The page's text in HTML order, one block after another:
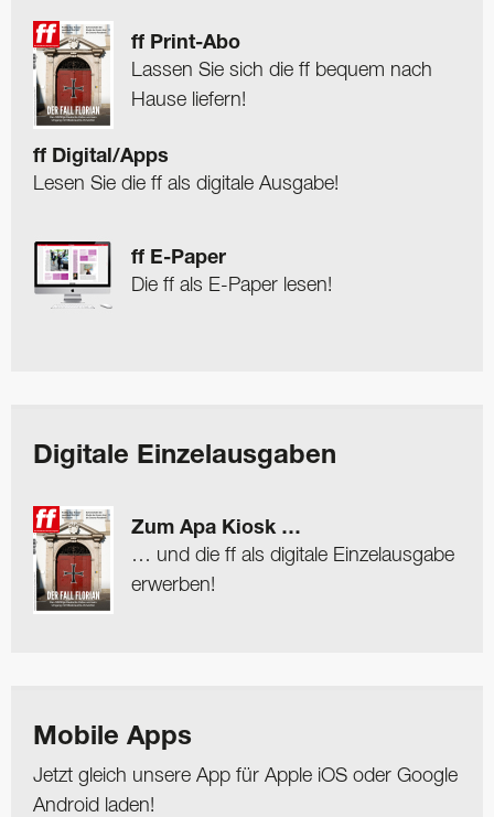
ff Print-Abo
Lassen Sie sich die ff bequem nach
Hause liefern!
ff Digital/Apps
Lesen Sie die ff als digitale Ausgabe!
ff E-Paper
Die ff als E-Paper lesen!
Digitale Einzelausgaben
Zum Apa Kiosk …
… und die ff als digitale Einzelausgabe
erwerben!
Mobile Apps
Jetzt gleich unsere App für Apple iOS oder Google
Android laden!